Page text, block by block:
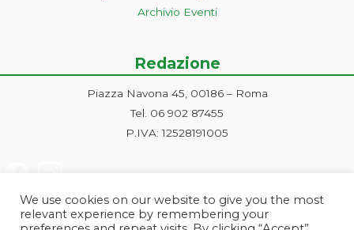
Archivio Eventi
Redazione
Piazza Navona 45, 00186 – Roma
Tel. 06 902 87455
P.IVA: 12528191005
We use cookies on our website to give you the most
relevant experience by remembering your